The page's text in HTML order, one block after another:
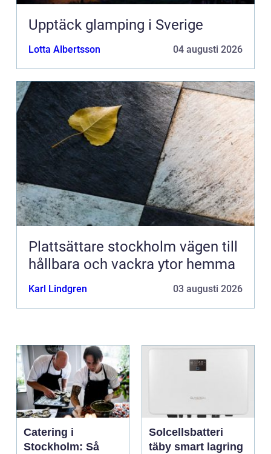
Upptäck glamping i Sverige
Lotta Albertsson 04 augusti 2026
Plattsättare stockholm vägen till
hållbara och vackra ytor hemma
Karl Lindgren 03 augusti 2026
Catering i
Stockholm: Så
Solcellsbatteri
täby smart lagring